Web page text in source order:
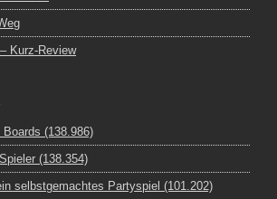
Kurz-Review
(138.986)
(138.354)
selbstgemachtes Partyspiel (101.202)